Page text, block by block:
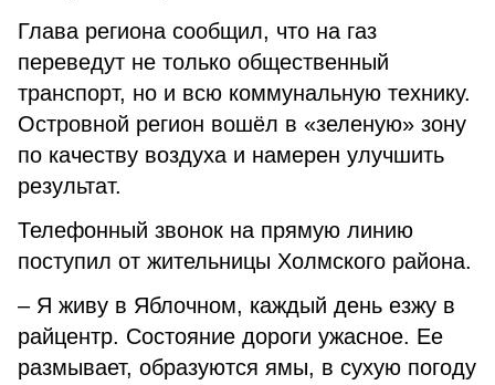
Глава региона сообщил, что на газ
переведут не только общественный
транспорт, но и всю коммунальную технику.
Островной регион вошёл в «зеленую» зону
по качеству воздуха и намерен улучшить
результат.
Телефонный звонок на прямую линию
поступил от жительницы Холмского района.
– Я живу в Яблочном, каждый день езжу в
райцентр. Состояние дороги ужасное. Ее
размывает, образуются ямы, в сухую погоду